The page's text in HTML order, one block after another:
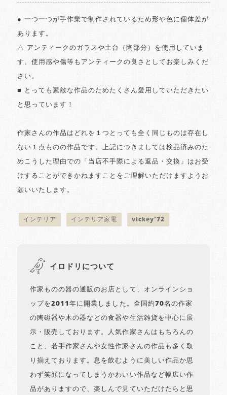
● 一つ一つが手作業で制作されているため形や色に個体差が
あります。
△ アンティークのガラスや土台（陶部分）を使用していま
す。使用感や傷等もアンティークの良さとしてお楽しみくだ
さい。
■ とっても素敵な作品のためたくさん愛用していただきたい
と思っています！
作家さんの作品はどれを１つとっても全く同じものは存在し
ない１点ものの作品です。上記につきましては検品済みのた
めこうした理由での「当店不手際による返品・交換」はお受
けすることができかねますことをご理解いただけますようお
願いいたします。
インテリア インテリア家電 vickey’72
イロドリについて
作家ものの器の通販のお店として、オンラインショ
ップを2011年に開業しました。全国約70名の作家
の陶磁器や木の器などの食器や生活雑貨を中心に展
示・販売しております。人気作家さんはもちろんの
こと、若手作家さんや女性作家さんの作品も多く取
り揃えております。息を飲むように美しい作品か思
わず笑顔になってしまうかわいい作品など幅広い作
品がありますので、楽しんで見ていただけたらと思